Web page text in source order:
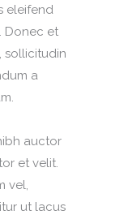
eleifend
Donec et
sollicitudin
a
auctor
et velit.
vel,
ut lacus